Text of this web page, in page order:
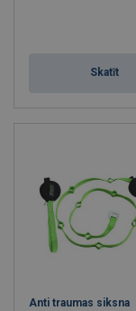
Skatīt
Anti traumas siksna